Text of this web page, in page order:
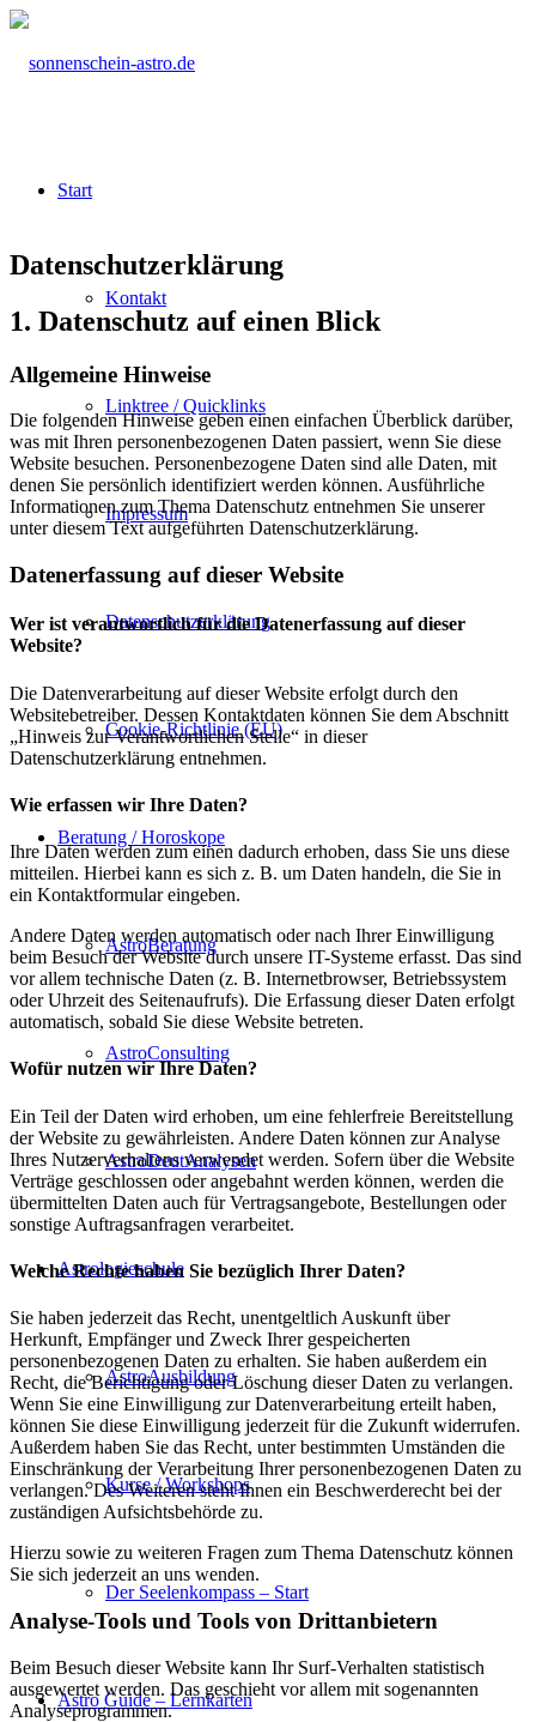
Start
Kontakt
Linktree / Quicklinks
Impressum
Datenschutzerklärung
Cookie-Richtlinie (EU)
Beratung / Horoskope
AstroBeratung
AstroConsulting
AstroDeutAnalysen
Astrologieschule
AstroAusbildung
Kurse / Workshops
Der Seelenkompass – Start
Astro Guide – Lernkarten
Datenschutz­erklärung
1. Datenschutz auf einen Blick
Allgemeine Hinweise
Die folgenden Hinweise geben einen einfachen Überblick darüber,
was mit Ihren personenbezogenen Daten passiert, wenn Sie diese
Website besuchen. Personenbezogene Daten sind alle Daten, mit
denen Sie persönlich identifiziert werden können. Ausführliche
Informationen zum Thema Datenschutz entnehmen Sie unserer
unter diesem Text aufgeführten Datenschutzerklärung.
Datenerfassung auf dieser Website
Wer ist verantwortlich für die Datenerfassung auf dieser
Website?
Die Datenverarbeitung auf dieser Website erfolgt durch den
Websitebetreiber. Dessen Kontaktdaten können Sie dem Abschnitt
„Hinweis zur Verantwortlichen Stelle“ in dieser
Datenschutzerklärung entnehmen.
Wie erfassen wir Ihre Daten?
Ihre Daten werden zum einen dadurch erhoben, dass Sie uns diese
mitteilen. Hierbei kann es sich z. B. um Daten handeln, die Sie in
ein Kontaktformular eingeben.
Andere Daten werden automatisch oder nach Ihrer Einwilligung
beim Besuch der Website durch unsere IT-Systeme erfasst. Das sind
vor allem technische Daten (z. B. Internetbrowser, Betriebssystem
oder Uhrzeit des Seitenaufrufs). Die Erfassung dieser Daten erfolgt
automatisch, sobald Sie diese Website betreten.
Wofür nutzen wir Ihre Daten?
Ein Teil der Daten wird erhoben, um eine fehlerfreie Bereitstellung
der Website zu gewährleisten. Andere Daten können zur Analyse
Ihres Nutzerverhaltens verwendet werden. Sofern über die Website
Verträge geschlossen oder angebahnt werden können, werden die
übermittelten Daten auch für Vertragsangebote, Bestellungen oder
sonstige Auftragsanfragen verarbeitet.
Welche Rechte haben Sie bezüglich Ihrer Daten?
Sie haben jederzeit das Recht, unentgeltlich Auskunft über
Herkunft, Empfänger und Zweck Ihrer gespeicherten
personenbezogenen Daten zu erhalten. Sie haben außerdem ein
Recht, die Berichtigung oder Löschung dieser Daten zu verlangen.
Wenn Sie eine Einwilligung zur Datenverarbeitung erteilt haben,
können Sie diese Einwilligung jederzeit für die Zukunft widerrufen.
Außerdem haben Sie das Recht, unter bestimmten Umständen die
Einschränkung der Verarbeitung Ihrer personenbezogenen Daten zu
verlangen. Des Weiteren steht Ihnen ein Beschwerderecht bei der
zuständigen Aufsichtsbehörde zu.
Hierzu sowie zu weiteren Fragen zum Thema Datenschutz können
Sie sich jederzeit an uns wenden.
Analyse-Tools und Tools von Dritt­anbietern
Beim Besuch dieser Website kann Ihr Surf-Verhalten statistisch
ausgewertet werden. Das geschieht vor allem mit sogenannten
Analyseprogrammen.